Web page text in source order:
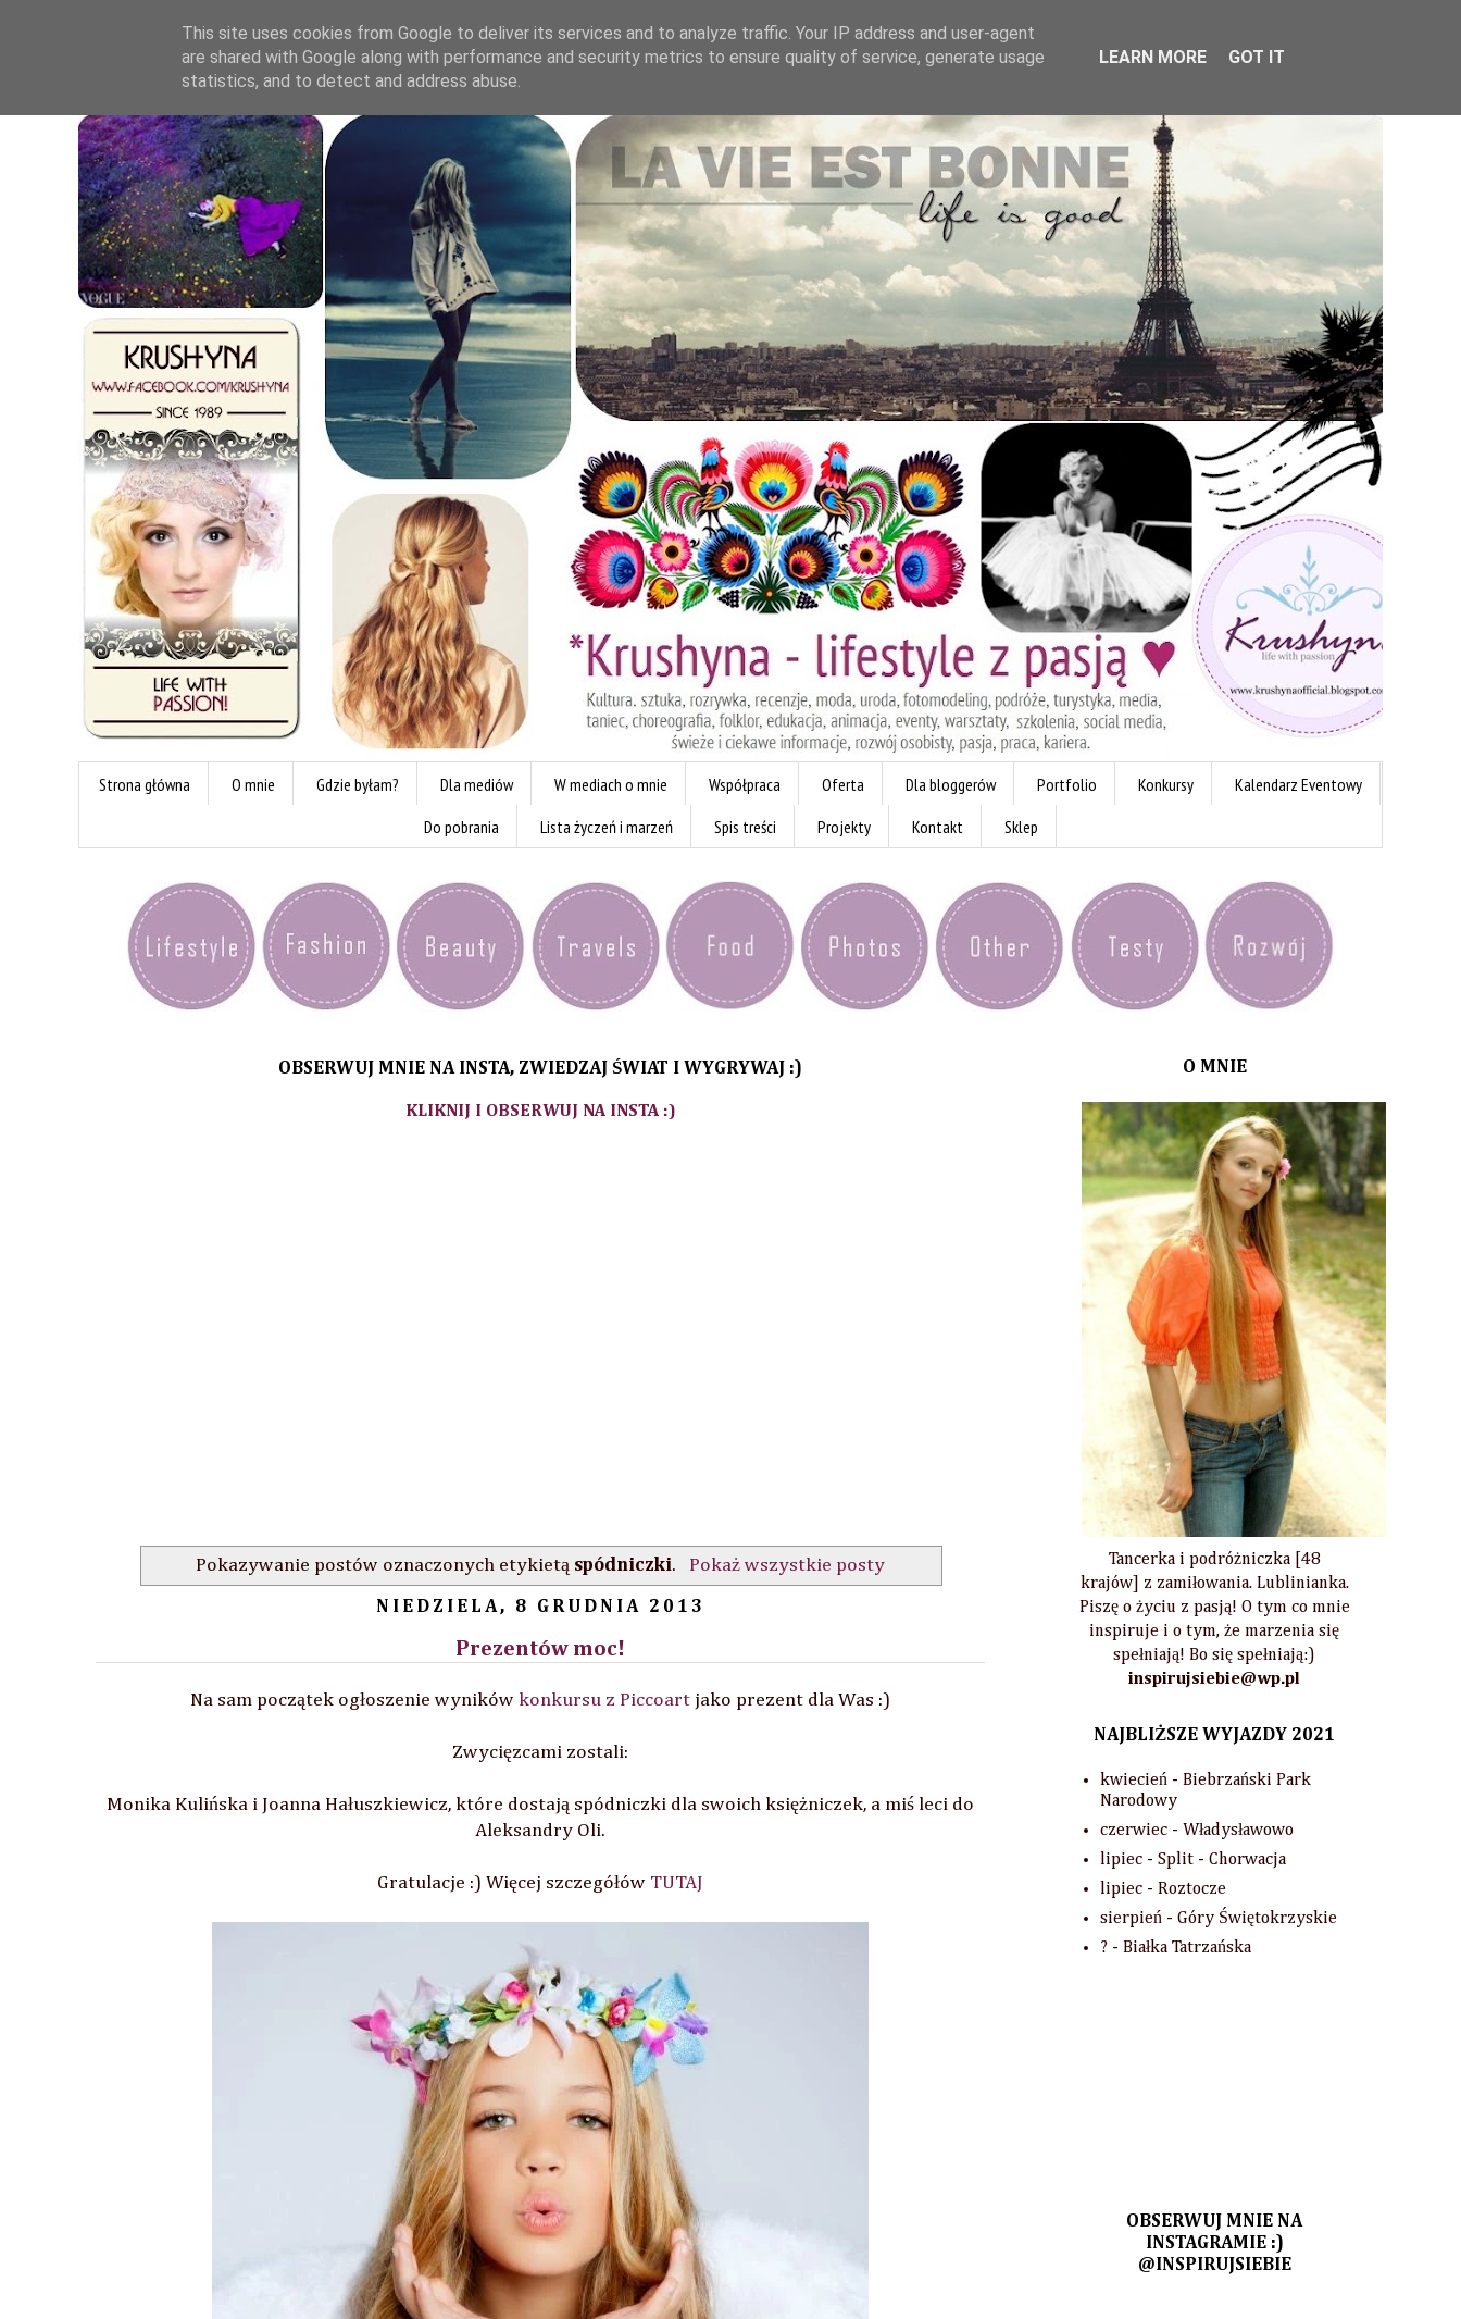
.
Strona główna O mnie Gdzie byłam? Dla mediów W mediach o mnie Współpraca Oferta Dla bloggerów Portfolio Konkursy
Kalendarz Eventowy
Do pobrania
Lista życzeń i marzeń Spis treści Projekty Kontakt Sklep
OBSERWUJ MNIE NA INSTA, ZWIEDZAJ ŚWIAT I WYGRYWAJ :)
KLIKNIJ I OBSERWUJ NA INSTA :)
Pokazywanie postów oznaczonych etykietą spódniczki. Pokaż wszystkie posty
NIEDZIELA, 8 GRUDNIA 2013
Prezentów moc!
Na sam początek ogłoszenie wyników konkursu z Piccoart jako prezent dla Was :)
Zwycięzcami zostali:
Monika Kulińska i Joanna Hałuszkiewicz, które dostają spódniczki dla swoich księżniczek, a miś leci do
Aleksandry Oli.
Gratulacje :) Więcej szczegółów TUTAJ
O MNIE
Tancerka i podróżniczka [48
krajów] z zamiłowania. Lublinianka.
Piszę o życiu z pasją! O tym co mnie
inspiruje i o tym, że marzenia się
spełniają! Bo się spełniają:)
inspirujsiebie@wp.pl
NAJBLIŻSZE WYJAZDY 2021
kwiecień - Biebrzański Park
Narodowy
czerwiec - Władysławowo
lipiec - Split - Chorwacja
lipiec - Roztocze
sierpień - Góry Świętokrzyskie
? - Białka Tatrzańska
OBSERWUJ MNIE NA
INSTAGRAMIE :)
@INSPIRUJSIEBIE
This site uses cookies from Google to deliver its services and to analyze traffic. Your IP address and user-agent
are shared with Google along with performance and security metrics to ensure quality of service, generate usage
statistics, and to detect and address abuse.
LEARN MORE GOT IT